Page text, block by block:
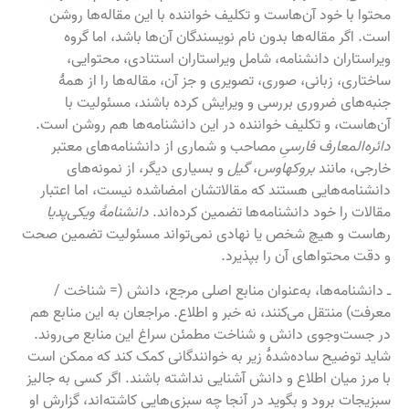
محتوا با خود آن‌هاست و تکلیف خواننده با این مقاله‌ها روشن
است. اگر مقاله‌ها بدون نام نویسندگان آن‌ها باشد، اما گروه
ویراستاران دانشنامه، شامل ویراستاران استنادی، محتوایی،
ساختاری، زبانی، صوری، تصویری و جز آن، مقاله‌ها را از همهٔ
جنبه‌های ضروری بررسی و ویرایش کرده باشند، مسئولیت با
آن‌هاست، و تکلیف خواننده در این دانشنامه‌ها هم روشن است.
دائره‌المعارف فارسیِمصاحب و شماری از دانشنامه‌های معتبر
خارجی، مانند بروکهاوس ،گیل و بسیاری دیگر، از نمونه‌های
دانشنامه‌هایی هستند که مقالاتشان امضاشده نیست، اما اعتبار
مقالات را خود دانشنامه‌ها تضمین کرده‌اند. دانشنامهٔ ویکی‌پدیا
رهاست و هیچ شخص یا نهادی نمی‌تواند مسئولیت تضمین صحت
و دقت محتواهای آن را بپذیرد.
ـ دانشنامه‌ها، به‌عنوان منابع اصلی مرجع، دانش (= شناخت /
معرفت) منتقل می‌کنند، نه خبر و اطلاع. مراجعان به این منابع هم
در جست‌وجوی دانش و شناخت مطمئن سراغ این منابع می‌روند.
شاید توضیح ساده‌شدهٔ زیر به خوانندگانی کمک کند که ممکن است
با مرز میان اطلاع و دانش آشنایی نداشته باشند. اگر کسی به جالیز
سبزیجات برود و بگوید در آنجا چه سبزی‌هایی کاشته‌اند، گزارش او